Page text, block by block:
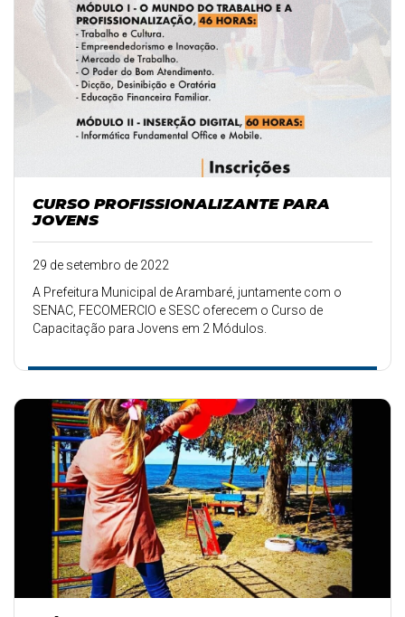
CURSO PROFISSIONALIZANTE PARA
JOVENS
29 de setembro de 2022
A Prefeitura Municipal de Arambaré, juntamente com o
SENAC, FECOMERCIO e SESC oferecem o Curso de
Capacitação para Jovens em 2 Módulos.